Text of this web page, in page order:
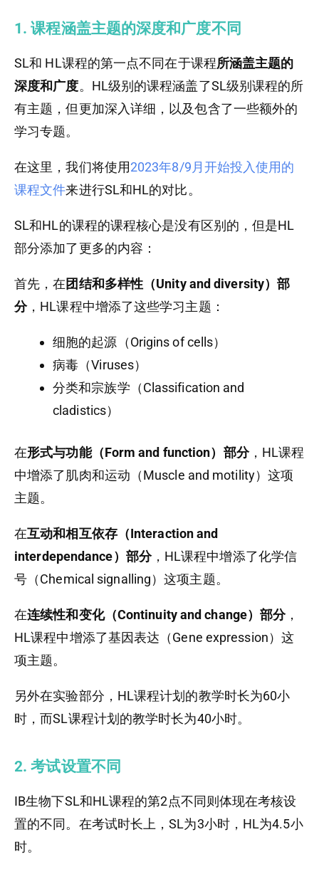
1. 课程涵盖主题的深度和广度不同
SL和 HL课程的第一点不同在于课程所涵盖主题的
深度和广度。HL级别的课程涵盖了SL级别课程的所
有主题，但更加深入详细，以及包含了一些额外的
学习专题。
在这里，我们将使用2023年8/9月开始投入使用的
课程文件来进行SL和HL的对比。
SL和HL的课程的课程核心是没有区别的，但是HL
部分添加了更多的内容：
首先，在团结和多样性（Unity and diversity）部
分，HL课程中增添了这些学习主题：
细胞的起源（Origins of cells）
病毒（Viruses）
分类和宗族学（Classification and
cladistics）
在形式与功能（Form and function）部分，HL课程
中增添了肌肉和运动（Muscle and motility）这项
主题。
在互动和相互依存（Interaction and
interdependance）部分，HL课程中增添了化学信
号（Chemical signalling）这项主题。
在连续性和变化（Continuity and change）部分，
HL课程中增添了基因表达（Gene expression）这
项主题。
另外在实验部分，HL课程计划的教学时长为60小
时，而SL课程计划的教学时长为40小时。
2. 考试设置不同
IB生物下SL和HL课程的第2点不同则体现在考核设
置的不同。在考试时长上，SL为3小时，HL为4.5小
时。